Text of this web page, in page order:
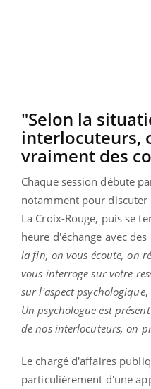
"Selon la
interlocuteurs,
vraiment des
Chaque session débute
notamment pour discuter
La Croix-Rouge, puis se
heure d'échange avec
la fin, on vous écoute, on
vous interroge sur votre
sur l'aspect psychologique,
Un psychologue est
de nos interlocuteurs, on
Le chargé d'affaires
particulièrement d'une